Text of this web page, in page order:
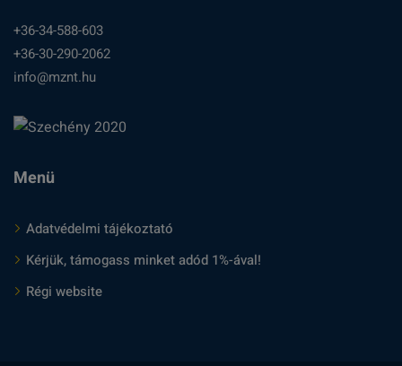
+36-34-588-603
+36-30-290-2062
info@mznt.hu
Menü
Adatvédelmi tájékoztató
Kérjük, támogass minket adód 1%-ával!
Régi website